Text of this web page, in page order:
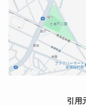
引用